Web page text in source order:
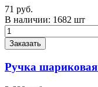
71 руб.
В наличии: 1682 шт
Заказать
Ручка